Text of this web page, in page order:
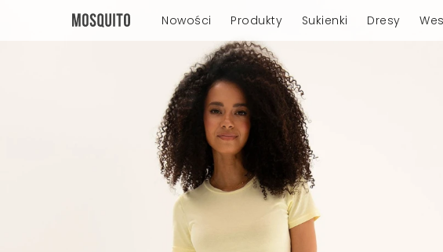
Nowości Produkty Sukienki Dresy